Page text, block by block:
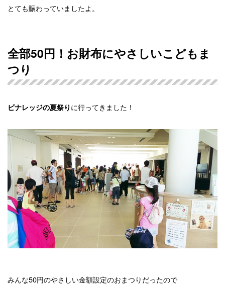
とても賑わっていましたよ。
全部50円！お財布にやさしいこどもま
つり
ビナレッジの夏祭り に行ってきました！
みんな50円のやさしい金額設定のおまつりだったので